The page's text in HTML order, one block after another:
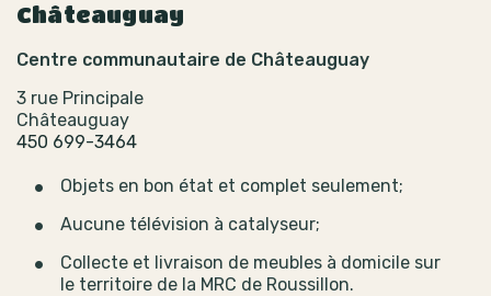
Châteauguay
Centre communautaire de Châteauguay
3 rue Principale
Châteauguay
450 699-3464
Objets en bon état et complet seulement;
Aucune télévision à catalyseur;
Collecte et livraison de meubles à domicile sur
le territoire de la MRC de Roussillon.